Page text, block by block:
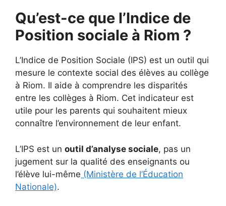
Qu’est-ce que l’Indice de
Position sociale à Riom ?
L’Indice de Position Sociale (IPS) est un outil qui
mesure le contexte social des élèves au collège
à Riom. Il aide à comprendre les disparités
entre les collèges à Riom. Cet indicateur est
utile pour les parents qui souhaitent mieux
connaître l’environnement de leur enfant.
L’IPS est un outil d’analyse sociale, pas un
jugement sur la qualité des enseignants ou
l’élève lui-même (Ministère de l’Éducation
Nationale).